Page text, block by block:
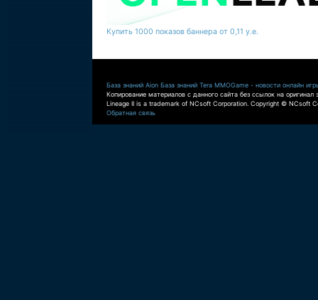
Купить 1000 показов баннера от 0,11 у.е.
База знаний Aion База знаний Tera MMOGame - новости онлайн
Копирование материалов с данного сайта без ссылок на оригинал
Lineage II is a trademark of NCsoft Corporation. Copyright © NCsoft
Обратная связь